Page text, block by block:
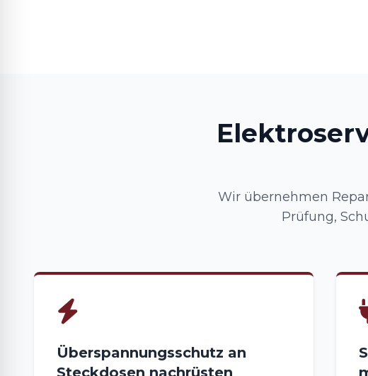
Wir übernehmen
Prüfung,
Überspannungsschutz an
Steckdosen nachrüsten